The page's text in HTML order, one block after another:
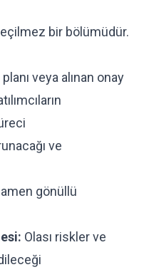
bir bölümüdür.
veya alınan onay
ve
gönüllü
Olası riskler ve